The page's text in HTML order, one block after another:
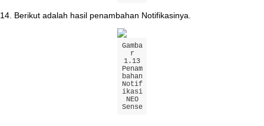
14. Berikut adalah hasil penambahan Notifikasinya.
Gamba
r
1 . 13
Penam
bahan
Notif
ikasi
NEO
Sense